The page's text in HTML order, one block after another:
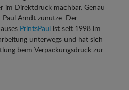
im Direktdruck machbar. Genau
Arndt zunutze. Der
PrintsPaul ist seit 1998 im
unterwegs und hat sich
beim Verpackungsdruck zur